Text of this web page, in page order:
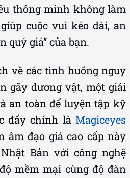
thông minh không làm
cuộc vui kéo dài, an
quý giá” của bạn.
về các tình huống nguy
gãy dương vật, một giải
an toàn để luyện tập kỹ
đẩy chính là Magiceyes
âm đạo giả cao cấp này
Bản với công nghệ
mềm mại cùng độ đàn